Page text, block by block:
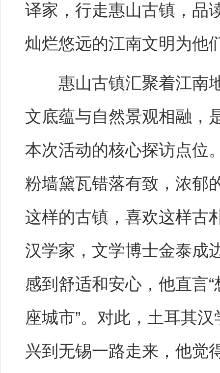
译家，行走惠山古镇，品
灿烂悠远的江南文明为他
惠山古镇汇聚着江南地
文底蕴与自然景观相融，
本次活动的核心探访点位
粉墙黛瓦错落有致，浓郁
这样的古镇，喜欢这样古
汉学家，文学博士金泰成
感到舒适和安心，他直言
座城市”。对此，土耳其
兴到无锡一路走来，他觉